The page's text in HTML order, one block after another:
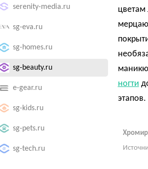
serenity-media.ru
sg-eva.ru
sg-homes.ru
sg-beauty.ru
e-gear.ru
sg-kids.ru
sg-pets.ru
sg-tech.ru
цветам
ногти
этапов.